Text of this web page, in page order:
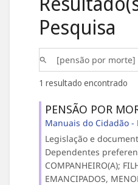
Pesquisa
1 resultado encontrado
PENSÃO POR
Manuais do Cidadão -
Legislação e
Dependentes
COMPANHEIRO(A);
EMANCIPADOS,